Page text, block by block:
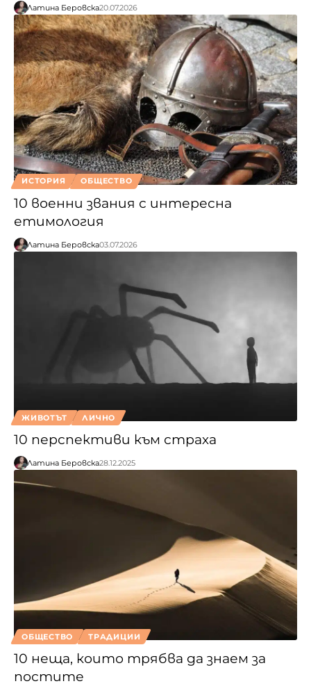
Латина Беровска20.07.2026
ИСТОРИЯ ОБЩЕСТВО
10 военни звания с интересна
етимология
Латина Беровска03.07.2026
ЖИВОТЪТ ЛИЧНО
10 перспективи към страха
Латина Беровска28.12.2025
ОБЩЕСТВО ТРАДИЦИИ
10 неща, които трябва да знаем за
постите